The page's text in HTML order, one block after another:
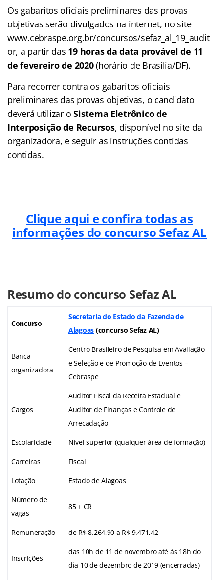
Os gabaritos oficiais preliminares das provas
objetivas serão divulgados na internet, no site
www.cebraspe.org.br/concursos/sefaz_al_19_audit
or, a partir das 19 horas da data provável de 11
de fevereiro de 2020(horário de Brasília/DF).
Para recorrer contra os gabaritos oficiais
preliminares das provas objetivas, o candidato
deverá utilizar oSistema Eletrônico de
Interposição de Recursos, disponível no site da
organizadora, e seguir as instruções contidas
contidas.
Clique aqui e confira todas as
informações do concurso Sefaz AL
Resumo do concurso Sefaz AL
Concurso
Secretaria do Estado da Fazenda de
Alagoas (concurso Sefaz AL)
Banca
organizadora
Centro Brasileiro de Pesquisa em Avaliação
e Seleção e de Promoção de Eventos –
Cebraspe
Cargos
Auditor Fiscal da Receita Estadual e
Auditor de Finanças e Controle de
Arrecadação
Escolaridade Nível superior (qualquer área de formação)
Carreiras Fiscal
Lotação Estado de Alagoas
Número de
vagas
85 + CR
Remuneração de R$ 8.264,90 a R$ 9.471,42
Inscrições
das 10h de 11 de novembro até às 18h do
dia 10 de dezembro de 2019 (encerradas)